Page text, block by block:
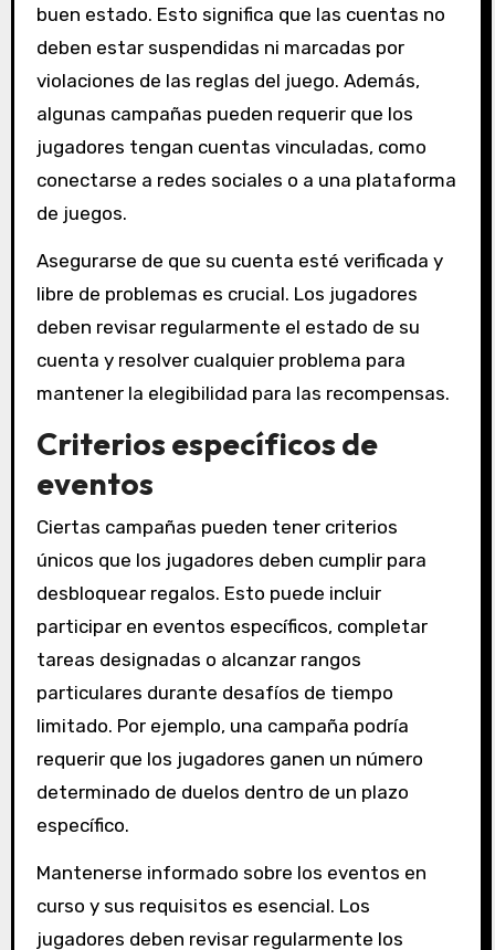
buen estado. Esto significa que las cuentas no
deben estar suspendidas ni marcadas por
violaciones de las reglas del juego. Además,
algunas campañas pueden requerir que los
jugadores tengan cuentas vinculadas, como
conectarse a redes sociales o a una plataforma
de juegos.
Asegurarse de que su cuenta esté verificada y
libre de problemas es crucial. Los jugadores
deben revisar regularmente el estado de su
cuenta y resolver cualquier problema para
mantener la elegibilidad para las recompensas.
Criterios específicos de
eventos
Ciertas campañas pueden tener criterios
únicos que los jugadores deben cumplir para
desbloquear regalos. Esto puede incluir
participar en eventos específicos, completar
tareas designadas o alcanzar rangos
particulares durante desafíos de tiempo
limitado. Por ejemplo, una campaña podría
requerir que los jugadores ganen un número
determinado de duelos dentro de un plazo
específico.
Mantenerse informado sobre los eventos en
curso y sus requisitos es esencial. Los
jugadores deben revisar regularmente los